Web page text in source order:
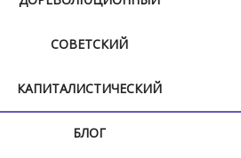
СОВЕТСКИЙ
КАПИТАЛИСТИЧЕСКИЙ
БЛОГ